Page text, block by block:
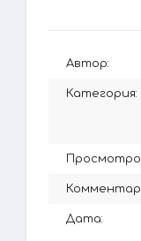
Автор:
Категория:
Дата: